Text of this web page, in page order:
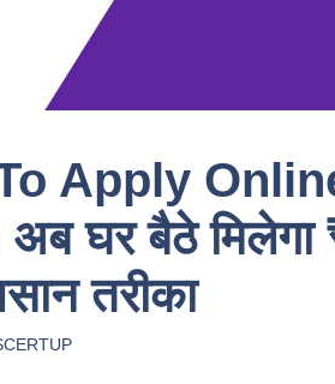
Apply
घर बैठे
तरीका